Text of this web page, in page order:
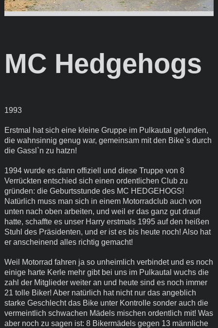
MC Hedgehogs
1993
Erstmal hat sich eine kleine Gruppe im Pulkautal gefunden,
die wahnsinnig genug war, gemeinsam mit den Bike`s durch
die Gassl`n zu hatzn!
1994 wurde es dann offiziell und diese Truppe von 8
Verrückten entschied sich einen ordentlichen Club zu
gründen: die Geburtsstunde des MC HEDGEHOGS!
Natürlich muss man sich in einem Motorradclub auch von
unten nach oben arbeiten, und weil er das ganz gut drauf
hatte, schaffte es unser Harry erstmals 1995 auf den heißen
Stuhl des Präsidenten, und er ist es bis heute noch! Also hat
er anscheinend alles richtig gemacht!
Weil Motorrad fahren ja so unheimlich verbindet und es noch
einige harte Kerle mehr gibt bei uns im Pulkautal wuchs die
zahl der Mitglieder weiter an und heute sind es noch immer
21 tolle Biker! Aber natürlich hat nicht nur das angeblich
starke Geschlecht das Bike unter Kontrolle sonder auch die
vermeintlich schwachen Mädels mischen ordentlich mit! Was
aber noch zu sagen ist: 8 Bikermädels gegen 13 männliche